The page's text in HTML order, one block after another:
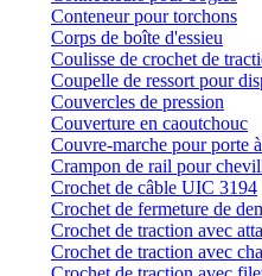
Conteneur pour torchons
Corps de boîte d'essieu
Coulisse de crochet de
Coupelle de ressort pour
Couvercles de pression
Couverture en caoutchouc
Couvre-marche pour porte
Crampon de rail pour
Crochet de câble UIC 3194
Crochet de fermeture de
Crochet de traction avec
Crochet de traction avec